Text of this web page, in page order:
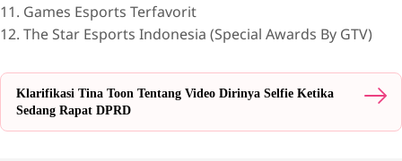
11. Games Esports Terfavorit
12. The Star Esports Indonesia (Special Awards By GTV)
Klarifikasi Tina Toon Tentang Video Dirinya Selfie Ketika
Sedang Rapat DPRD